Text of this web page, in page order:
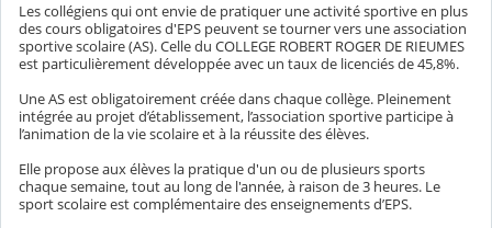
Les collégiens qui ont envie de pratiquer une activité sportive en plus
des cours obligatoires d'EPS peuvent se tourner vers une association
sportive scolaire (AS). Celle du COLLEGE ROBERT ROGER DE RIEUMES
est particulièrement développée avec un taux de licenciés de 45,8%.
Une AS est obligatoirement créée dans chaque collège. Pleinement
intégrée au projet d’établissement, l’association sportive participe à
l’animation de la vie scolaire et à la réussite des élèves.
Elle propose aux élèves la pratique d'un ou de plusieurs sports
chaque semaine, tout au long de l'année, à raison de 3 heures. Le
sport scolaire est complémentaire des enseignements d’EPS.